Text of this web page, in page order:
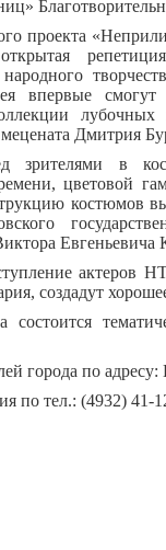
проекта
впервые смогут
лубочных
мецената Дмитрия
зрителями в
цветовой
костюмов
Евгеньевича
актеров
создадут
города по
по тел.: (4932) 41-